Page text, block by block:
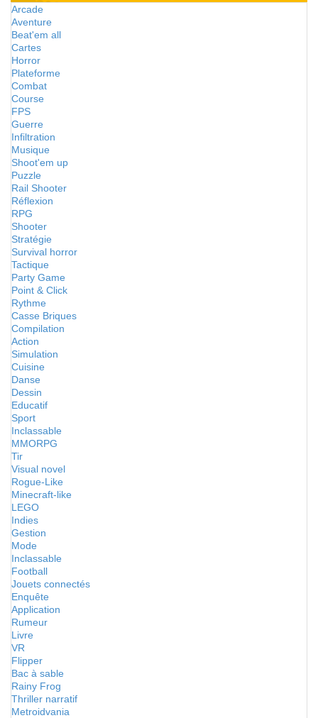
Arcade
Aventure
Beat'em all
Cartes
Horror
Plateforme
Combat
Course
FPS
Guerre
Infiltration
Musique
Shoot'em up
Puzzle
Rail Shooter
Réflexion
RPG
Shooter
Stratégie
Survival horror
Tactique
Party Game
Point & Click
Rythme
Casse Briques
Compilation
Action
Simulation
Cuisine
Danse
Dessin
Educatif
Sport
Inclassable
MMORPG
Tir
Visual novel
Rogue-Like
Minecraft-like
LEGO
Indies
Gestion
Mode
Inclassable
Football
Jouets connectés
Enquête
Application
Rumeur
Livre
VR
Flipper
Bac à sable
Rainy Frog
Thriller narratif
Metroidvania